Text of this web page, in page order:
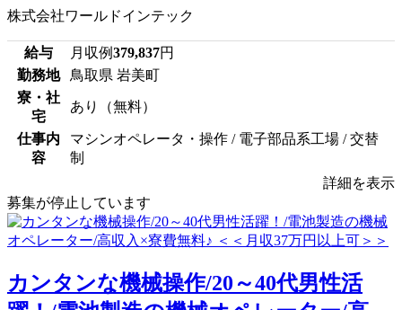
株式会社ワールドインテック
給与 月収例379,837円
勤務地
鳥取県 岩美町
寮・社
宅
あり（無料）
仕事内
容
マシンオペレータ・操作 / 電子部品系工場 / 交替
制
詳細を表示
募集が停止しています
カンタンな機械操作/20～40代男性活